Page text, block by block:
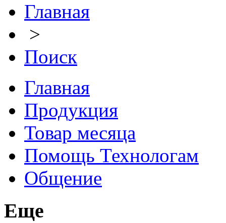
Главная
>
Поиск
Главная
Продукция
Товар месяца
Помощь Технологам
Общение
Еще